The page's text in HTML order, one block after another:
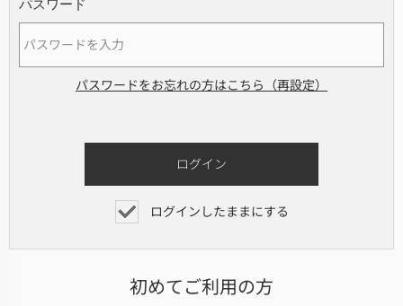
パスワード
パスワードをお忘れの方はこちら（再設定）
ログインしたままにする
初めてご利用の方